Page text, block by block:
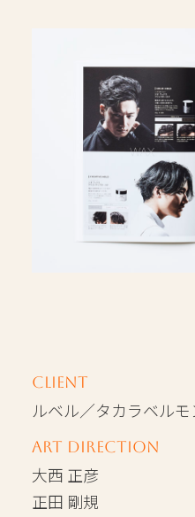
Client
ルベル／タカラベル
Art Direction
大西 正彦
正田 剛規